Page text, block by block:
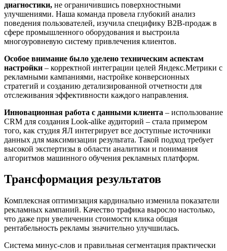
диагностики, не ограничившись поверхностными
улучшениями. Наша команда провела глубокий анализ
поведения пользователей, изучила специфику B2B-продаж в
сфере промышленного оборудования и выстроила
многоуровневую систему привлечения клиентов.
Особое внимание было уделено техническим аспектам
настройки – корректной интеграции целей Яндекс.Метрики с
рекламными кампаниями, настройке конверсионных
стратегий и созданию детализированной отчетности для
отслеживания эффективности каждого направления.
Инновационная работа с данными клиента – использование
CRM для создания Look-alike аудиторий – стала примером
того, как студия ЯЛ интегрирует все доступные источники
данных для максимизации результата. Такой подход требует
высокой экспертизы в области аналитики и понимания
алгоритмов машинного обучения рекламных платформ.
Трансформация результатов
Комплексная оптимизация кардинально изменила показатели
рекламных кампаний. Качество трафика выросло настолько,
что даже при увеличении стоимости клика общая
рентабельность рекламы значительно улучшилась.
Система минус-слов и правильная сегментация практически